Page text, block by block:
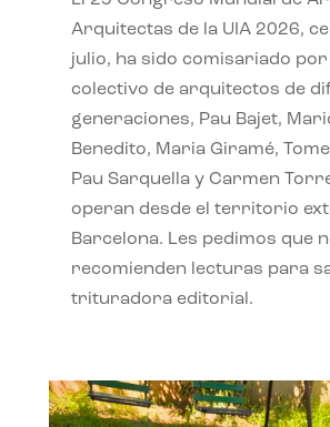
Arquitectas de la UIA 2026,
julio, ha sido comisariado por
colectivo de arquitectos de
generaciones, Pau Bajet,
Benedito, Maria Giramé,
Pau Sarquella y Carmen
operan desde el territorio
Barcelona. Les pedimos que
recomienden lecturas para
trituradora editorial.